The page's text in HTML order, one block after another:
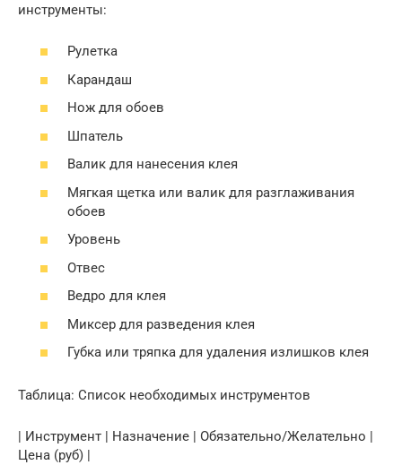
инструменты:
Рулетка
Карандаш
Нож для обоев
Шпатель
Валик для нанесения клея
Мягкая щетка или валик для разглаживания
обоев
Уровень
Отвес
Ведро для клея
Миксер для разведения клея
Губка или тряпка для удаления излишков клея
Таблица: Список необходимых инструментов
| Инструмент | Назначение | Обязательно/Желательно |
Цена (руб) |